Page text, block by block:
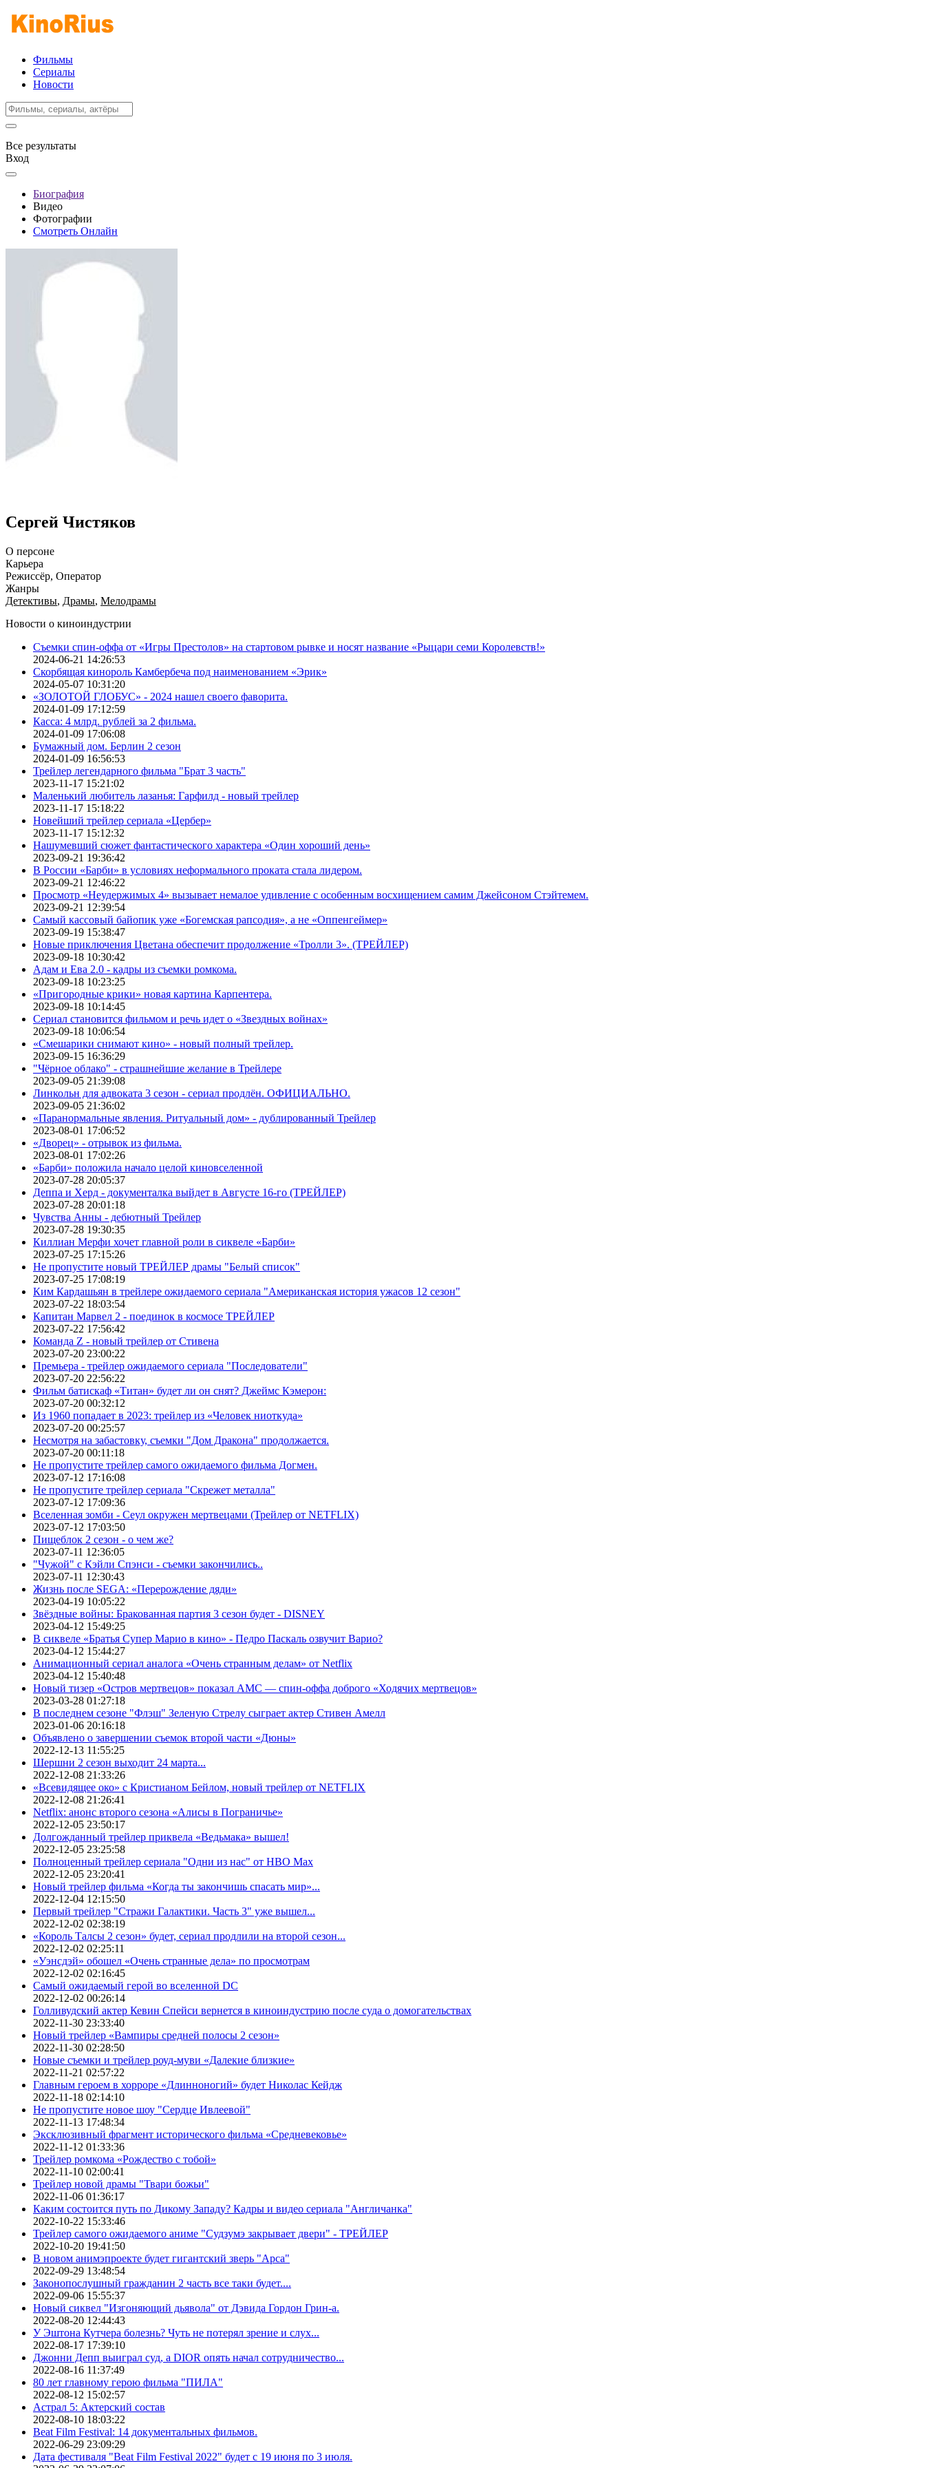
Фильмы
Сериалы
Новости
Все результаты
Вход
Биография
Видео
Фотографии
Смотреть Онлайн
Сергей Чистяков
О персоне
Карьера
Режиссёр, Оператор
Жанры
Детективы, Драмы, Мелодрамы
Новости о киноиндустрии
Съемки спин-оффа от «Игры Престолов» на стартовом рывке и носят название «Рыцари семи Королевств!»
2024-06-21 14:26:53
Скорбящая кинороль Камбербеча под наименованием «Эрик»
2024-05-07 10:31:20
«ЗОЛОТОЙ ГЛОБУС» - 2024 нашел своего фаворита.
2024-01-09 17:12:59
Касса: 4 млрд. рублей за 2 фильма.
2024-01-09 17:06:08
Бумажный дом. Берлин 2 сезон
2024-01-09 16:56:53
Трейлер легендарного фильма "Брат 3 часть"
2023-11-17 15:21:02
Маленький любитель лазанья: Гарфилд - новый трейлер
2023-11-17 15:18:22
Новейший трейлер сериала «Цербер»
2023-11-17 15:12:32
Нашумевший сюжет фантастического характера «Один хороший день»
2023-09-21 19:36:42
В России «Барби» в условиях неформального проката стала лидером.
2023-09-21 12:46:22
Просмотр «Неудержимых 4» вызывает немалое удивление с особенным восхищением самим Джейсоном Стэйтемем.
2023-09-21 12:39:54
Самый кассовый байопик уже «Богемская рапсодия», а не «Оппенгеймер»
2023-09-19 15:38:47
Новые приключения Цветана обеспечит продолжение «Тролли 3». (ТРЕЙЛЕР)
2023-09-18 10:30:42
Адам и Ева 2.0 - кадры из съемки ромкома.
2023-09-18 10:23:25
«Пригородные крики» новая картина Карпентера.
2023-09-18 10:14:45
Сериал становится фильмом и речь идет о «Звездных войнах»
2023-09-18 10:06:54
«Смешарики снимают кино» - новый полный трейлер.
2023-09-15 16:36:29
"Чёрное облако" - страшнейшие желание в Трейлере
2023-09-05 21:39:08
Линкольн для адвоката 3 сезон - сериал продлён. ОФИЦИАЛЬНО.
2023-09-05 21:36:02
«Паранормальные явления. Ритуальный дом» - дублированный Трейлер
2023-08-01 17:06:52
«Дворец» - отрывок из фильма.
2023-08-01 17:02:26
«Барби» положила начало целой киновселенной
2023-07-28 20:05:37
Деппа и Херд - документалка выйдет в Августе 16-го (ТРЕЙЛЕР)
2023-07-28 20:01:18
Чувства Анны - дебютный Трейлер
2023-07-28 19:30:35
Киллиан Мерфи хочет главной роли в сиквеле «Барби»
2023-07-25 17:15:26
Не пропустите новый ТРЕЙЛЕР драмы "Белый список"
2023-07-25 17:08:19
Ким Кардашьян в трейлере ожидаемого сериала "Американская история ужасов 12 сезон"
2023-07-22 18:03:54
Капитан Марвел 2 - поединок в космосе ТРЕЙЛЕР
2023-07-22 17:56:42
Команда Z - новый трейлер от Стивена
2023-07-20 23:00:22
Премьера - трейлер ожидаемого сериала "Последователи"
2023-07-20 22:56:22
Фильм батискаф «Титан» будет ли он снят? Джеймс Кэмерон:
2023-07-20 00:32:12
Из 1960 попадает в 2023: трейлер из «Человек ниоткуда»
2023-07-20 00:25:57
Несмотря на забастовку, съемки "Дом Дракона" продолжается.
2023-07-20 00:11:18
Не пропустите трейлер самого ожидаемого фильма Догмен.
2023-07-12 17:16:08
Не пропустите трейлер сериала "Скрежет металла"
2023-07-12 17:09:36
Вселенная зомби - Сеул окружен мертвецами (Трейлер от NETFLIX)
2023-07-12 17:03:50
Пищеблок 2 сезон - о чем же?
2023-07-11 12:36:05
"Чужой" с Кэйли Спэнси - съемки закончились..
2023-07-11 12:30:43
Жизнь после SEGA: «Перерождение дяди»
2023-04-19 10:05:22
Звёздные войны: Бракованная партия 3 сезон будет - DISNEY
2023-04-12 15:49:25
В сиквеле «Братья Супер Марио в кино» - Педро Паскаль озвучит Варио?
2023-04-12 15:44:27
Анимационный сериал аналога «Очень странным делам» от Netflix
2023-04-12 15:40:48
Новый тизер «Остров мертвецов» показал АМС — спин-оффа доброго «Ходячих мертвецов»
2023-03-28 01:27:18
В последнем сезоне "Флэш" Зеленую Стрелу сыграет актер Стивен Амелл
2023-01-06 20:16:18
Объявлено о завершении съемок второй части «Дюны»
2022-12-13 11:55:25
Шершни 2 сезон выходит 24 марта...
2022-12-08 21:33:26
«Всевидящее око» с Кристианом Бейлом, новый трейлер от NETFLIX
2022-12-08 21:26:41
Netflix: анонс второго сезона «Алисы в Пограничье»
2022-12-05 23:50:17
Долгожданный трейлер приквела «Ведьмака» вышел!
2022-12-05 23:25:58
Полноценный трейлер сериала "Одни из нас" от HBO Max
2022-12-05 23:20:41
Новый трейлер фильма «Когда ты закончишь спасать мир»...
2022-12-04 12:15:50
Первый трейлер "Стражи Галактики. Часть 3" уже вышел...
2022-12-02 02:38:19
«Король Талсы 2 сезон» будет, сериал продлили на второй сезон...
2022-12-02 02:25:11
«Уэнсдэй» обошел «Очень странные дела» по просмотрам
2022-12-02 02:16:45
Самый ожидаемый герой во вселенной DC
2022-12-02 00:26:14
Голливудский актер Кевин Спейси вернется в киноиндустрию после суда о домогательствах
2022-11-30 23:33:40
Новый трейлер «Вампиры средней полосы 2 сезон»
2022-11-30 02:28:50
Новые съемки и трейлер роуд-муви «Далекие близкие»
2022-11-21 02:57:22
Главным героем в хорроре «Длинноногий» будет Николас Кейдж
2022-11-18 02:14:10
Не пропустите новое шоу "Сердце Ивлеевой"
2022-11-13 17:48:34
Эксклюзивный фрагмент исторического фильма «Средневековье»
2022-11-12 01:33:36
Трейлер ромкома «Рождество с тобой»
2022-11-10 02:00:41
Трейлер новой драмы "Твари божьи"
2022-11-06 01:36:17
Каким состоится путь по Дикому Западу? Кадры и видео сериала "Англичанка"
2022-10-22 15:33:46
Трейлер самого ожидаемого аниме "Судзумэ закрывает двери" - ТРЕЙЛЕР
2022-10-20 19:41:50
В новом анимэпроекте будет гигантский зверь "Арса"
2022-09-29 13:48:54
Законопослушный гражданин 2 часть все таки будет....
2022-09-06 15:55:37
Новый сиквел "Изгоняющий дьявола" от Дэвида Гордон Грин-а.
2022-08-20 12:44:43
У Эштона Кутчера болезнь? Чуть не потерял зрение и слух...
2022-08-17 17:39:10
Джонни Депп выиграл суд, а DIOR опять начал сотрудничество...
2022-08-16 11:37:49
80 лет главному герою фильма "ПИЛА"
2022-08-12 15:02:57
Астрал 5: Актерский состав
2022-08-10 18:03:22
Beat Film Festival: 14 документальных фильмов.
2022-06-29 23:09:29
Дата фестиваля "Beat Film Festival 2022" будет с 19 июня по 3 июля.